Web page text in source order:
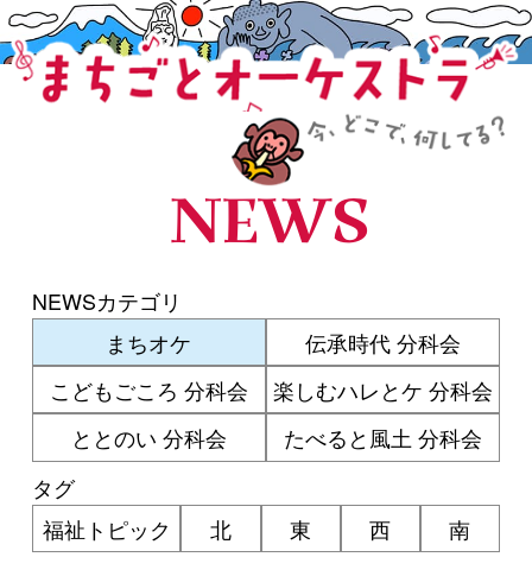
NEWSカテゴリ
まちオケ
伝承時代 分科会
こどもごころ 分科会
楽しむハレとケ 分科会
ととのい 分科会
たべると風土 分科会
タグ
福祉トピック
北 東 西 南
NEWS